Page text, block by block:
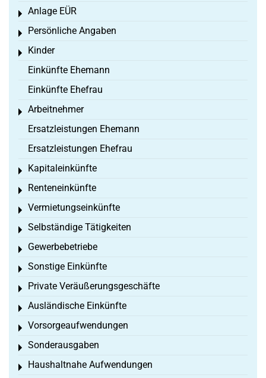
Anlage EÜR
Toggle menu
Persönliche Angaben
Toggle menu
Kinder
Toggle menu
Einkünfte Ehemann
Einkünfte Ehefrau
Arbeitnehmer
Toggle menu
Ersatzleistungen Ehemann
Ersatzleistungen Ehefrau
Kapitaleinkünfte
Toggle menu
Renteneinkünfte
Toggle menu
Vermietungseinkünfte
Toggle menu
Selbständige Tätigkeiten
Toggle menu
Gewerbebetriebe
Toggle menu
Sonstige Einkünfte
Toggle menu
Private Veräußerungsgeschäfte
Toggle menu
Ausländische Einkünfte
Toggle menu
Vorsorgeaufwendungen
Toggle menu
Sonderausgaben
Toggle menu
Haushaltnahe Aufwendungen
Toggle menu